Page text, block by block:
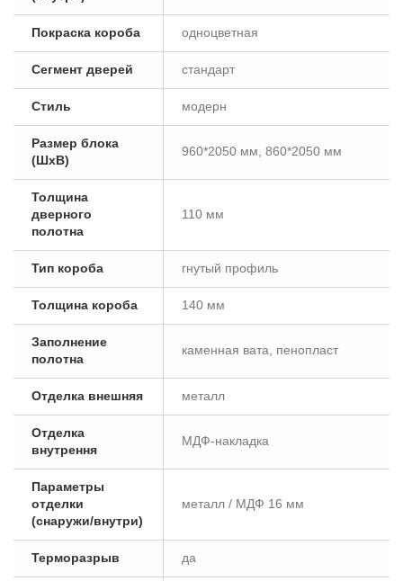
Покраска короба одноцветная
Сегмент дверей стандарт
Стиль модерн
Размер блока
(ШxВ)
960*2050 мм, 860*2050 мм
Толщина
дверного
полотна
110 мм
Тип короба гнутый профиль
Толщина короба 140 мм
Заполнение
полотна
каменная вата, пенопласт
Отделка внешняя металл
Отделка
внутрення
МДФ-накладка
Параметры
отделки
(снаружи/внутри)
металл / МДФ 16 мм
Терморазрыв да